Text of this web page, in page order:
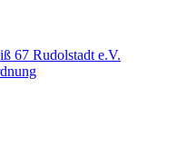
67 Rudolstadt e.V.